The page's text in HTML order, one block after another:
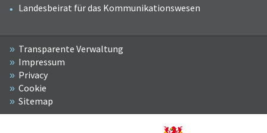
Landesbeirat für das Kommunikationswesen
Transparente Verwaltung
Impressum
Privacy
Cookie
Sitemap